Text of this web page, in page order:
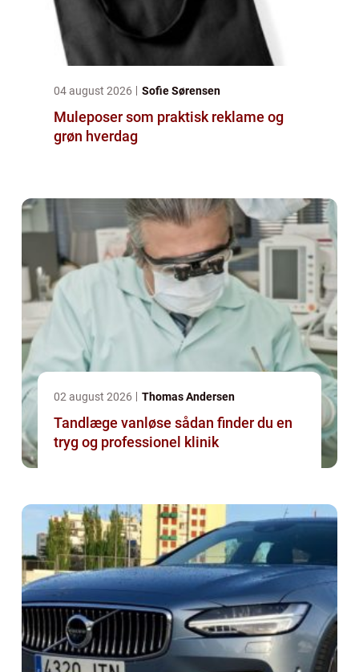
04 august 2026 Sofie Sørensen
Muleposer som praktisk reklame og
grøn hverdag
02 august 2026 Thomas Andersen
Tandlæge vanløse sådan finder du en
tryg og professionel klinik